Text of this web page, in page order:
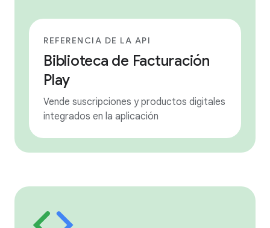
REFERENCIA DE LA API
Biblioteca de Facturación
Play
Vende suscripciones y productos digitales
integrados en la aplicación